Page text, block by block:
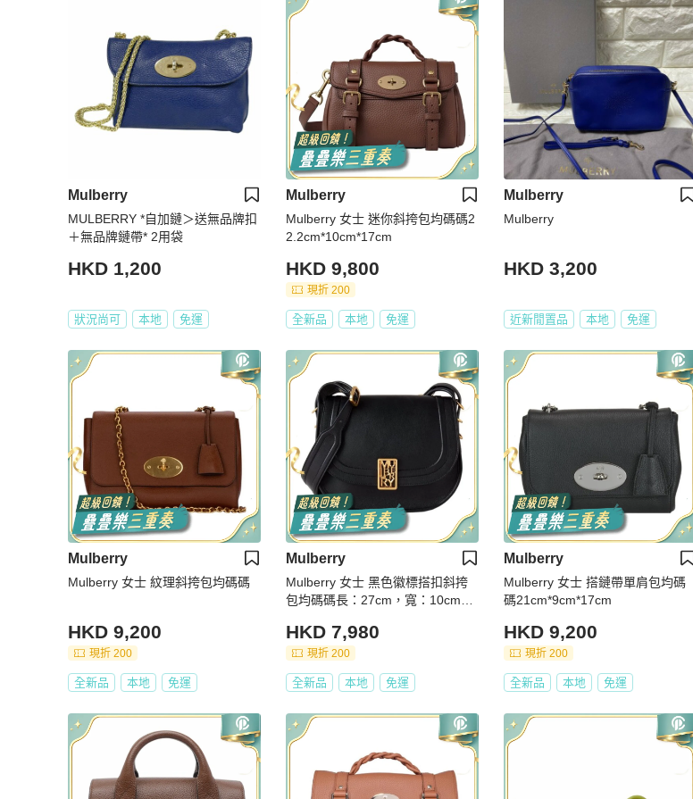
Mulberry
MULBERRY *自加鏈＞送無品牌扣
＋無品牌鏈帶* 2用袋
HKD 1,200
狀況尚可 本地 免運
Mulberry
Mulberry 女士 迷你斜挎包均碼碼2
2.2cm*10cm*17cm
HKD 9,800
現折 200
全新品 本地 免運
Mulberry
Mulberry
HKD 3,200
近新閒置品 本地 免運
Mulberry
Mulberry 女士 紋理斜挎包均碼碼
HKD 9,200
現折 200
全新品 本地 免運
Mulberry
Mulberry 女士 黑色徽標搭扣斜挎
包均碼碼長：27cm，寬：10cm，
HKD 7,980
現折 200
全新品 本地 免運
Mulberry
Mulberry 女士 搭鏈帶單肩包均碼
碼21cm*9cm*17cm
HKD 9,200
現折 200
全新品 本地 免運